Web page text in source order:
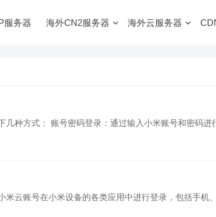
服务器 海外CN2服务器 海外云服务器
种方式： 账号密码登录：通过输入小米账号和密码进
云账号在小米设备的各类应用中进行登录，包括手机